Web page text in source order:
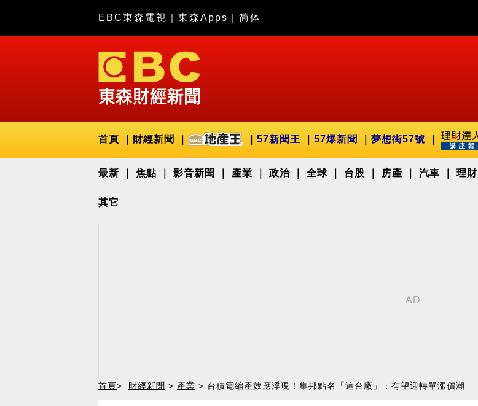
EBC東森電視 東森Apps 简体
首頁 財經新聞 57新聞王 57爆新聞 夢想街57號
最新 焦點 影音新聞 產業 政治 全球 台股 房產 汽車 理財
其它
首頁> 財經新聞 > 產業 > 台積電縮產效應浮現！集邦點名「這台廠」：有望迎轉單漲價潮